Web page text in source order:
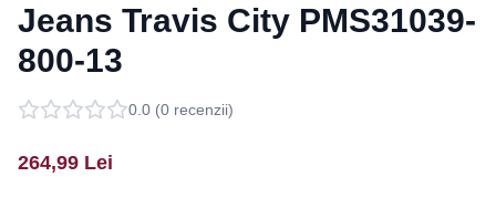
Jeans Travis City PMS31039-
800-13
0.0 (0 recenzii)
264,99 Lei